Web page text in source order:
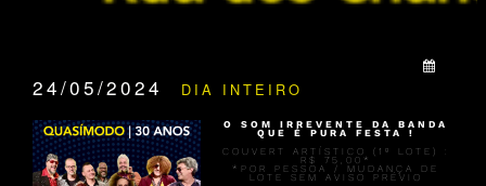
24/05/2024 DIA INTEIRO
O SOM IRREVENTE DA BANDA
QUE É PURA FESTA !
COUVERT ARTÍSTICO (1º LOTE) :
R$ 75,00*
*POR PESSOA / MUDANÇA DE
LOTE SEM AVISO PRÉVIO